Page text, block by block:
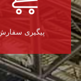
پیگیری